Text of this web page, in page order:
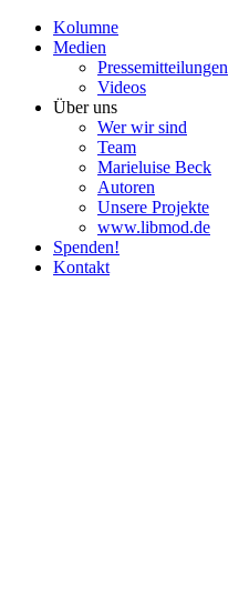
Kolumne
Medien
Pres­se­mit­tei­lun­gen
Videos
Über uns
Wer wir sind
Team
Marie­luise Beck
Autoren
Unsere Pro­jekte
www.libmod.de
Spenden!
Kontakt